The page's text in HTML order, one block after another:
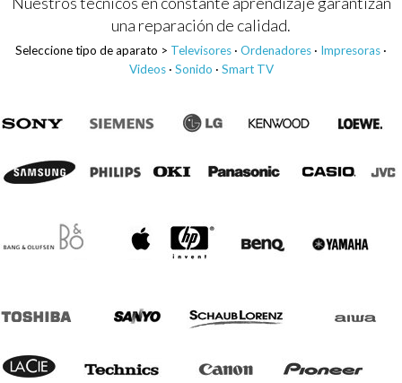
una reparación de calidad.
Seleccione tipo de aparato > Televisores · Ordenadores · Impresoras ·
Videos· Sonido · Smart TV